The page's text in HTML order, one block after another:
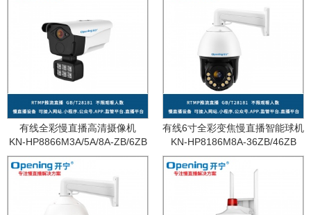
有线全彩慢直播高清摄像机
KN-HP8866M3A/5A/8A-ZB/6ZB
有线6寸全彩变焦慢直播智能球机
KN-HP8186M8A-36ZB/46ZB